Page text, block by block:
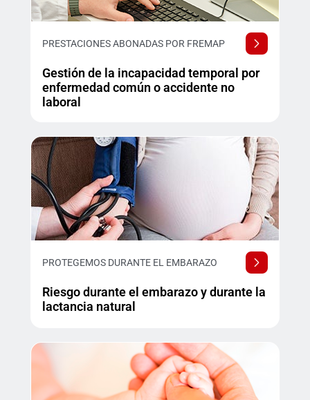
PRESTACIONES ABONADAS POR FREMAP
Gestión de la incapacidad temporal por
enfermedad común o accidente no
laboral
PROTEGEMOS DURANTE EL EMBARAZO
Riesgo durante el embarazo y durante la
lactancia natural